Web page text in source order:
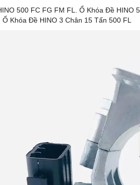
500 FC FG FM FL. Ổ Khóa Đề HINO
Khóa Đề HINO 3 Chân 15 Tấn 500 FL